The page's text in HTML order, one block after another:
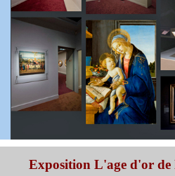
Exposition L'age d'or de